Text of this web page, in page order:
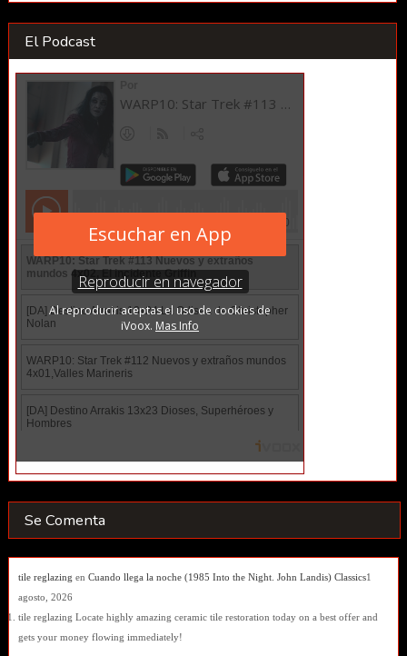
El Podcast
Se Comenta
tile reglazing en Cuando llega la noche (1985 Into the Night. John Landis) Classics1
agosto, 2026
tile reglazing Locate highly amazing ceramic tile restoration today on a best offer and
gets your money flowing immediately!